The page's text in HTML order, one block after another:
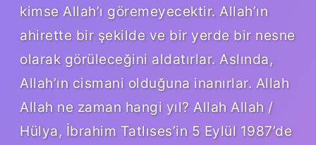
kimse Allah’ı göremeyecektir. Allah’ın
ahirette bir şekilde ve bir yerde bir nesne
olarak görüleceğini aldatırlar. Aslında,
Allah’ın cismani olduğuna inanırlar. Allah
Allah ne zaman hangi yıl? Allah Allah /
Hülya, İbrahim Tatlıses’in 5 Eylül 1987’de